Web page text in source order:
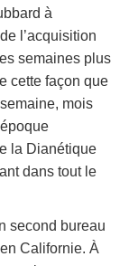
à
l’acquisition
semaines plus
cette façon que
mois
la Dianétique
dans tout le
second bureau
Californie. À